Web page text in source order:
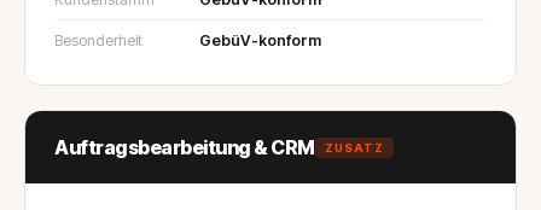
Besonderheit GebüV-konform
Auftragsbearbeitung & CRM ZUSATZ